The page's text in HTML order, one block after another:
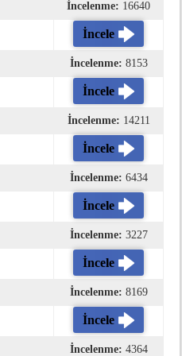
İncelenme: 16640
İncele
İncelenme: 8153
İncele
İncelenme: 14211
İncele
İncelenme: 6434
İncele
İncelenme: 3227
İncele
İncelenme: 8169
İncele
İncelenme: 4364